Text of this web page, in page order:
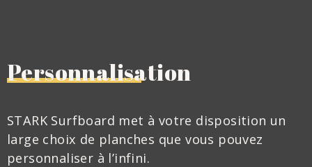
Personnalisation
STARK Surfboard met à votre disposition un
large choix de planches que vous pouvez
personnaliser à l’infini.